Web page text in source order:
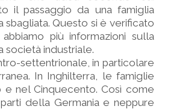
il passaggio da una famiglia
sbagliata. Questo si è verificato
più informazioni sulla
società industriale.
settentrionale, in particolare
In Inghilterra, le famiglie
nel Cinquecento. Così come
della Germania e neppure